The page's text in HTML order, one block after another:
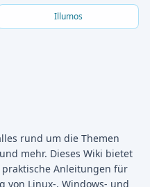
Illumos
rund um die Themen
mehr. Dieses Wiki bietet
Anleitungen für
von Linux-, Windows- und